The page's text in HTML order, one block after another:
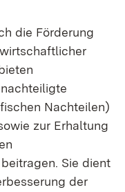
die Förderung
Nachteilen)
zur Erhaltung
Sie dient
der